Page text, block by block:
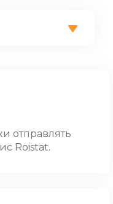
отправлять
Roistat.